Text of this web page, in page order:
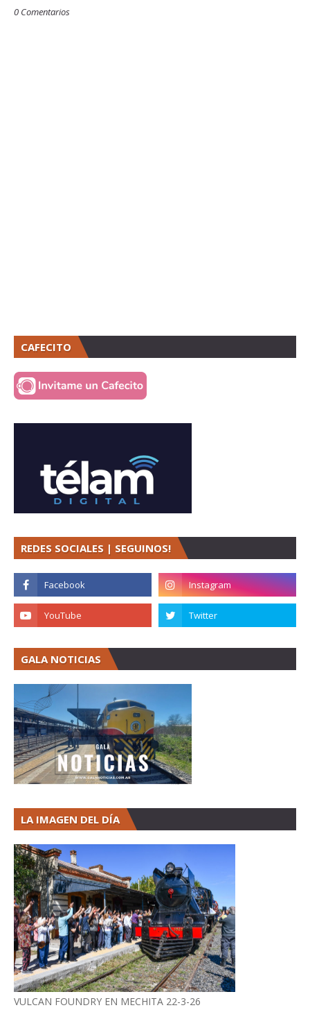
0 Comentarios
CAFECITO
REDES SOCIALES | SEGUINOS!
GALA NOTICIAS
LA IMAGEN DEL DÍA
VULCAN FOUNDRY EN MECHITA 22-3-26